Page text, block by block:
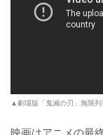
▲劇場版「鬼滅の刃」無限
映画はアニメの最